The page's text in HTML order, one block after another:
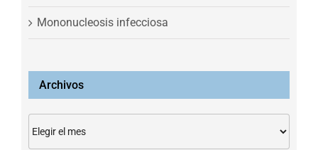
Mononucleosis infecciosa
Archivos